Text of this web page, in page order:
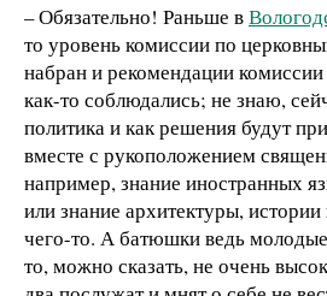
– Обязательно! Раньше в
то уровень комиссии по
набран и рекомендации
как-то соблюдались; не знаю,
политика и как решения будут
вместе с рукоположением
например, знание иностранных
или знание архитектуры,
чего-то. А батюшки ведь
то, можно сказать, не очень